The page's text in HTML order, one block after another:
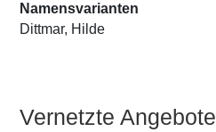
Namensvarianten
Dittmar, Hilde
Vernetzte Angebote